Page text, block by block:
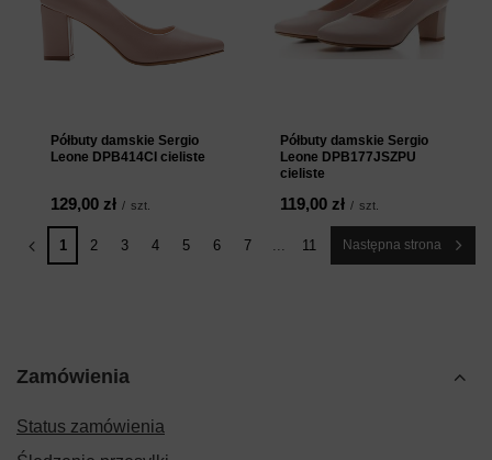
Półbuty damskie Sergio
Leone DPB414CI cieliste
129,00 zł / szt.
Półbuty damskie Sergio
Leone DPB177JSZPU
cieliste
119,00 zł / szt.
1 2 3 4 5 6 7 11 Następna strona
Zamówienia
Status zamówienia